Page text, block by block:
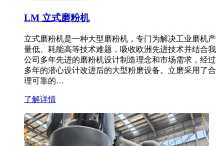
LM 立式磨粉机
立式磨粉机是一种大型磨粉机，专门为解决工业磨机产
量低、耗能高等技术难题，吸收欧洲先进技术并结合我
公司多年先进的磨粉机设计制造理念和市场需求，经过
多年的潜心设计改进后的大型粉磨设备。立磨采用了合
理可靠的…
了解详情